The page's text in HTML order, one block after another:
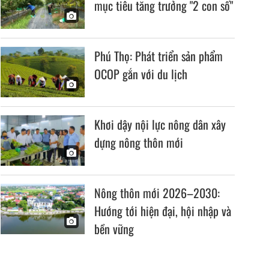
mục tiêu tăng trưởng "2 con số"
Phú Thọ: Phát triển sản phẩm
OCOP gắn với du lịch
Khơi dậy nội lực nông dân xây
dựng nông thôn mới
Nông thôn mới 2026–2030:
Hướng tới hiện đại, hội nhập và
bền vững